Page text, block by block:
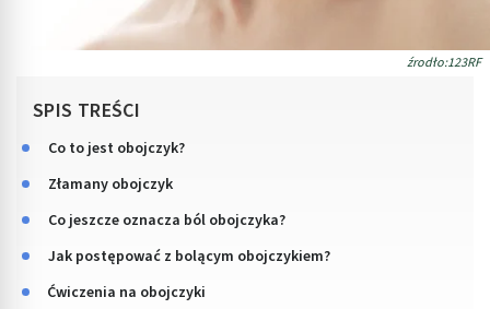
źrodło:123RF
SPIS TREŚCI
Co to jest obojczyk?
Złamany obojczyk
Co jeszcze oznacza ból obojczyka?
Jak postępować z bolącym obojczykiem?
Ćwiczenia na obojczyki